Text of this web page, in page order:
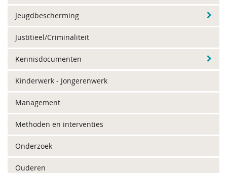
Jeugdbescherming
Justitieel/Criminaliteit
Kennisdocumenten
Kinderwerk - Jongerenwerk
Management
Methoden en interventies
Onderzoek
Ouderen